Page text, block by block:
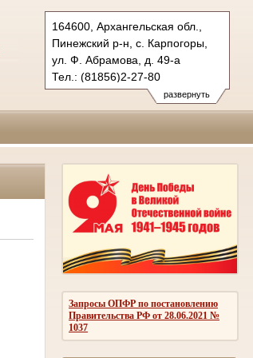
развернуть
164600, Архангельская обл.,
Пинежский р-н, с. Карпогоры,
ул. Ф. Абрамова, д. 49-а
Тел.: (81856)2-27-80
pinegasud.arh@sudrf.ru
Запросы ОПФР по постановлению
Правительства РФ от 28.06.2021 №
1037